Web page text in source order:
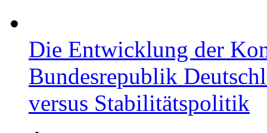
Die Entwicklung der
Bundesrepublik
versus Stabilitätspolitik